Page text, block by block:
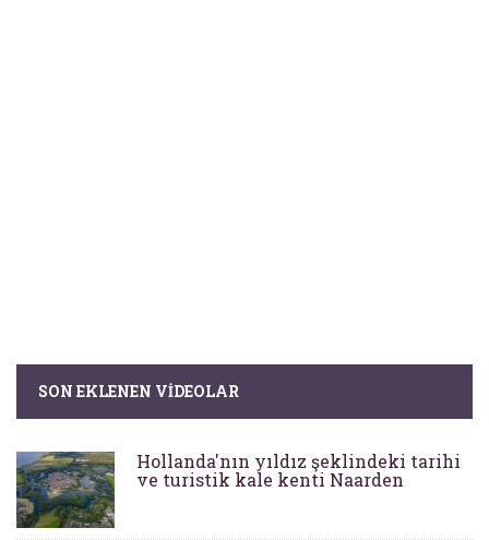
SON EKLENEN VIDEOLAR
Hollanda'nın yıldız şeklindeki tarihi
ve turistik kale kenti Naarden